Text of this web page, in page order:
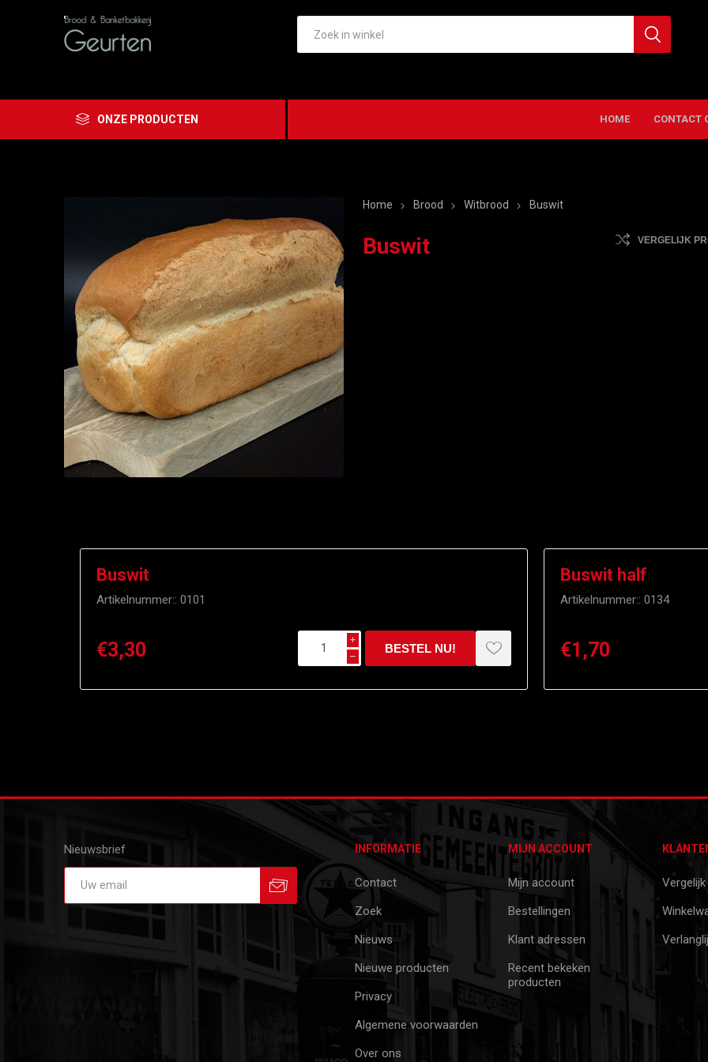
ONZE PRODUCTEN HOME CONTACT
Home Brood Witbrood Buswit
Buswit VERGELIJK
Buswit
Artikelnummer:: 0101
€3,30 i
h
Buswit half
Artikelnummer:: 0134
€1,70
Nieuwsbrief
Aanmelden
INFORMATIE
Contact
Zoek
Nieuws
Nieuwe producten
Privacy
Algemene voorwaarden
Over ons
MIJN ACCOUNT
Mijn account
Bestellingen
Klant adressen
Recent bekeken
producten